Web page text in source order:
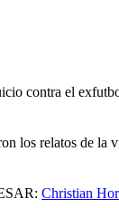
contra el
los relatos de la
Christian